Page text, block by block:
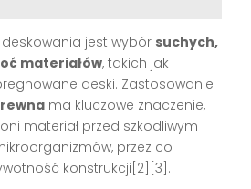
jest wybór suchych,
materiałów, takich jak
deski. Zastosowanie
ma kluczowe znaczenie,
materiał przed szkodliwym
przez co
konstrukcji[2][3].